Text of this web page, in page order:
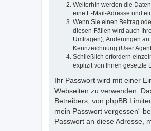
Weiterhin werden die
eine E-Mail-Adresse und
Wenn Sie einen Beitrag
diesen Fällen wird auch
Umfragen), Änderungen
Kennzeichnung (User
Schließlich erfordern
explizit von Ihnen gesetzte
Ihr Passwort wird mit einer
Webseiten zu verwenden.
Betreibers, von phpBB
mein Passwort vergessen“
Passwort an diese Adresse,